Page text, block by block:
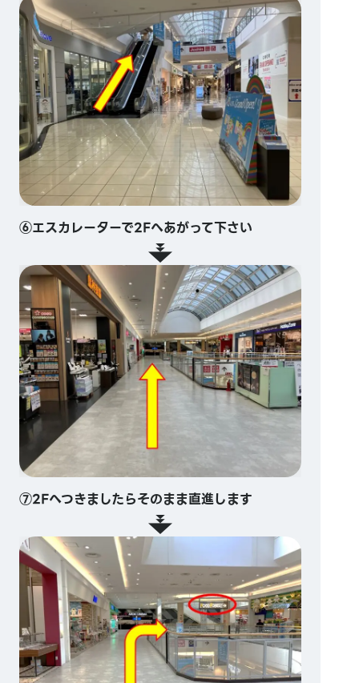
⑥エスカレーターで2Fへあがって下さい
⑦2Fへつきましたらそのまま直進します